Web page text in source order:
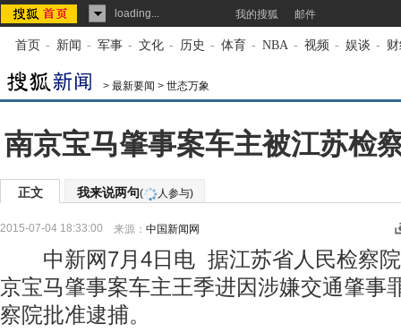
loading... 我的搜狐 邮件
首页 - 新闻 - 军事 - 文化 - 历史 - 体育 - NBA - 视频 - 娱谈 -
> 最新要闻 > 世态万象
南京宝马肇事案车主被江苏检
正文 我来说两句( 人参与)
2015-07-04 18:33:00 来源： 中国新闻网
中新网7月4日电 据江苏省人民检察院
京宝马肇事案车主王季进因涉嫌交通肇事
察院批准逮捕。